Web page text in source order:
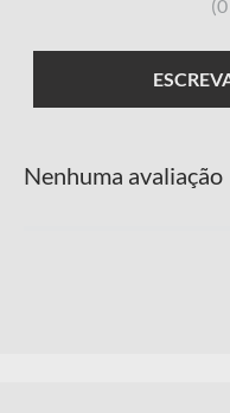
Nenhuma avaliação